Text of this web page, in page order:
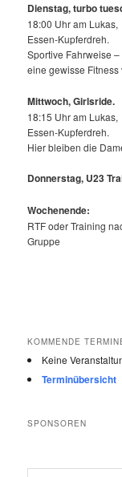
Dienstag, turbo
18:00 Uhr am Lukas,
Essen-Kupferdreh.
Sportive Fahrweise
eine gewisse Fitness
Mittwoch,Girlsride.
18:15 Uhr am Lukas,
Essen-Kupferdreh.
Hier bleiben die
Donnerstag, U23
Wochenende:
RTF oder Training
Gruppe
KOMMENDE
Keine
Terminübersicht
SPONSOREN